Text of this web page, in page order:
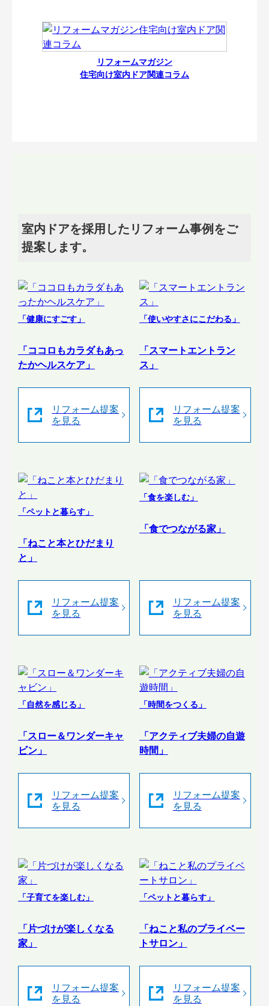
リフォームマガジン
住宅向け室内ドア関連コラム
室内ドアを採用したリフォーム事例をご
提案します。
「健康にすごす」
「ココロもカラダもあっ
たかヘルスケア」
リフォーム提案
を見る
「使いやすさにこだわる」
「スマートエントラン
ス」
リフォーム提案
を見る
「ペットと暮らす」
「ねこと本とひだまり
と」
リフォーム提案
を見る
「食を楽しむ」
「食でつながる家」
リフォーム提案
を見る
「自然を感じる」
「スロー＆ワンダーキャ
ビン」
リフォーム提案
を見る
「時間をつくる」
「アクティブ夫婦の自遊
時間」
リフォーム提案
を見る
「子育てを楽しむ」
「片づけが楽しくなる
家」
リフォーム提案
を見る
「ペットと暮らす」
「ねこと私のプライベー
トサロン」
リフォーム提案
を見る